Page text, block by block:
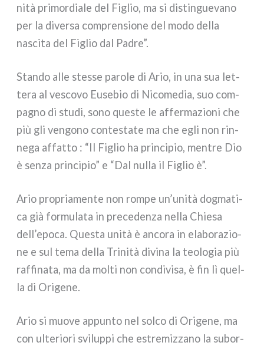
ni­tà pri­mor­dia­le del Figlio, ma si distin­gue­va­no
per la diver­sa com­pren­sio­ne del modo del­la
nasci­ta del Figlio dal Padre”.
Stando alle stes­se paro­le di Ario, in una sua let­
te­ra al vesco­vo Eusebio di Nicomedia, suo com­
pa­gno di stu­di, sono que­ste le affer­ma­zio­ni che
più gli ven­go­no con­te­sta­te ma che egli non rin­
ne­ga affat­to : “Il Figlio ha prin­ci­pio, men­tre Dio
è sen­za prin­ci­pio” e “Dal nul­la il Figlio è”.
Ario pro­pria­men­te non rom­pe un’unità dog­ma­ti­
ca già for­mu­la­ta in pre­ce­den­za nel­la Chiesa
dell’epoca. Questa uni­tà è anco­ra in ela­bo­ra­zio­
ne e sul tema del­la Trinità divi­na la teo­lo­gia più
raf­fi­na­ta, ma da mol­ti non con­di­vi­sa, è fin lì quel­
la di Origene.
Ario si muo­ve appun­to nel sol­co di Origene, ma
con ulte­rio­ri svi­lup­pi che estre­miz­za­no la subor­